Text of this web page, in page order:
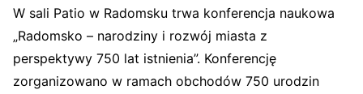
W sali Patio w Radomsku trwa konferencja naukowa
„Radomsko – narodziny i rozwój miasta z
perspektywy 750 lat istnienia”. Konferencję
zorganizowano w ramach obchodów 750 urodzin